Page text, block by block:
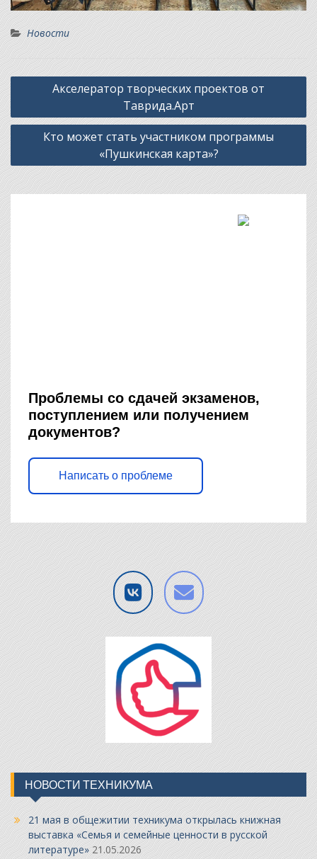
Новости
Навигация
записям
Акселератор творческих проектов от
Таврида.Арт
Кто может стать участником программы
«Пушкинская карта»?
Проблемы со сдачей экзаменов,
поступлением или получением
документов?
Написать о проблеме
НОВОСТИ ТЕХНИКУМА
21 мая в общежитии техникума открылась книжная
выставка «Семья и семейные ценности в русской
литературе» 21.05.2026